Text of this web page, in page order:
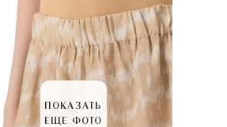
ПОКАЗАТЬ
ЕЩЕ ФОТО